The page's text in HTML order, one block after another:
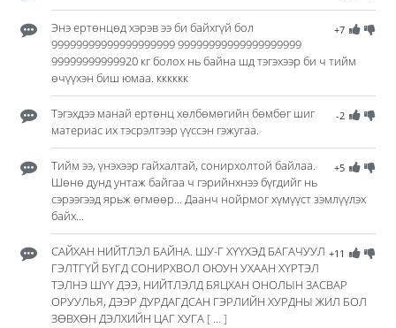
+7
Энэ ертөнцөд хэрэв ээ би байхгүй бол
99999999999999999999 99999999999999999999
99999999999920 кг болох нь байна шд тэгэхээр би ч тийм
өчүүхэн биш юмаа. кккккк
-2
Тэгэхдээ манай ертөнц хөлбөмөгийн бөмбөг шиг
материас их тэсрэлтээр үүссэн гэжугаа.
+5
Тийм ээ, үнэхээр гайхалтай, сонирхолтой байлаа.
Шөнө дунд унтаж байгаа ч гэрийнхнээ бүгдийг нь
сэрээгээд ярьж өгмөөр... Даанч нойрмог хүмүүст зэмлүүлэх
байх...
+11
САЙХАН НИЙТЛЭЛ БАЙНА. ШУ-Г ХҮҮХЭД БАГАЧУУЛ
ГЭЛТГҮЙ БҮГД СОНИРХВОЛ ОЮУН УХААН ХҮРТЭЛ
ТЭЛНЭ ШҮҮ ДЭЭ, НИЙТЛЭЛД БЯЦХАН ОНОЛЫН ЗАСВАР
ОРУУЛЬЯ, ДЭЭР ДУРДАГДСАН ГЭРЛИЙН ХУРДНЫ ЖИЛ БОЛ
ЗӨВХӨН ДЭЛХИЙН ЦАГ ХУГА [ ... ]